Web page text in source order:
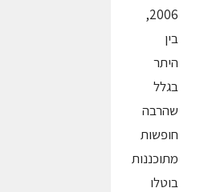
2006,
בין
היתר
בגלל
שהרבה
חופשות
מתוכננות
בוטלו